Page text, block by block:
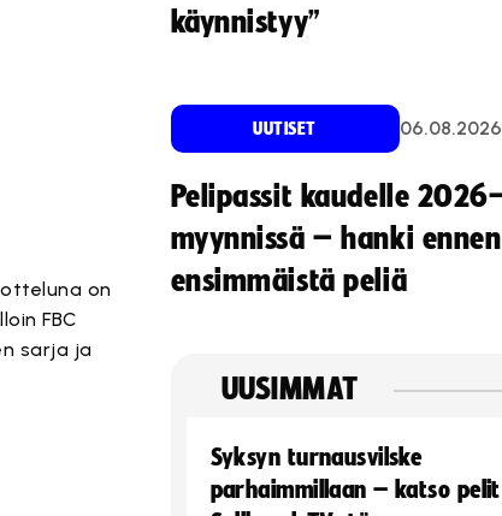
on
FBC
sarja ja
käynnistyy”
UUTISET 06.08.2026
Pelipassit kaudelle
myynnissä – hanki ennen
ensimmäistä peliä
UUSIMMAT
Syksyn turnausvilske
parhaimmillaan – katso pelit